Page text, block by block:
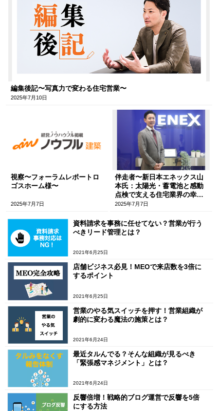
編集後記〜写真力で変わる住宅営業〜
2025年7月10日
視察〜フォーラムレポートロ
ゴスホーム様〜
2025年7月7日
伴走者〜新日本エネックス山
本氏：太陽光・蓄電池と感動
点検で支える住宅業界の幸せ
づくり〜
2025年7月7日
資料請求を事務に任せてない？営業が行う
べきリード管理とは？
2021年6月25日
店舗ビジネス必見！MEOで来店数を3倍に
するポイント
2021年6月25日
営業のやる気スイッチを押す！営業組織が
劇的に変わる魔法の施策とは？
2021年6月24日
最近タルんでる？そんな組織が見るべき
「緊張感マネジメント」とは？
2021年6月24日
反響倍増！戦略的ブログ運営で反響を5倍
にする方法